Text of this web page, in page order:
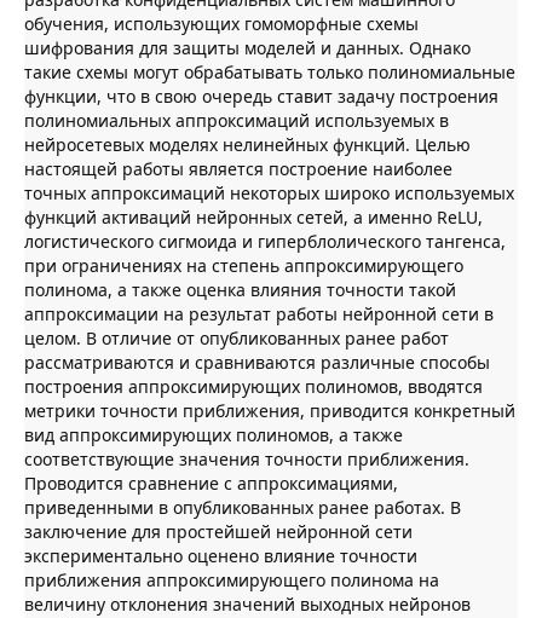
обучения, использующих гомоморфные схемы
шифрования для защиты моделей и данных. Однако
такие схемы могут обрабатывать только полиномиальные
функции, что в свою очередь ставит задачу построения
полиномиальных аппроксимаций используемых в
нейросетевых моделях нелинейных функций. Целью
настоящей работы является построение наиболее
точных аппроксимаций некоторых широко используемых
функций активаций нейронных сетей, а именно ReLU,
логистического сигмоида и гиперблолического тангенса,
при ограничениях на степень аппроксимирующего
полинома, а также оценка влияния точности такой
аппроксимации на результат работы нейронной сети в
целом. В отличие от опубликованных ранее работ
рассматриваются и сравниваются различные способы
построения аппроксимирующих полиномов, вводятся
метрики точности приближения, приводится конкретный
вид аппроксимирующих полиномов, а также
соответствующие значения точности приближения.
Проводится сравнение с аппроксимациями,
приведенными в опубликованных ранее работах. В
заключение для простейшей нейронной сети
экспериментально оценено влияние точности
приближения аппроксимирующего полинома на
величину отклонения значений выходных нейронов